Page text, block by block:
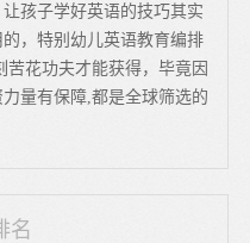
孩子学好英语的技巧其实
，特别幼儿英语教育编排
花功夫才能获得，毕竟因
量有保障,都是全球筛选的
名